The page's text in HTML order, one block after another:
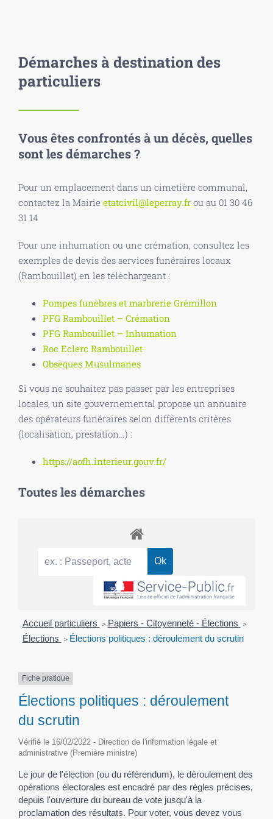
Démarches à destination des
particuliers
Vous êtes confrontés à un décès, quelles
sont les démarches ?
Pour un emplacement dans un cimetière communal,
contactez la Mairie etatcivil@leperray.fr ou au 01 30 46
31 14
Pour une inhumation ou une crémation, consultez les
exemples de devis des services funéraires locaux
(Rambouillet) en les téléchargeant :
Pompes funèbres et marbrerie Grémillon
PFG Rambouillet – Crémation
PFG Rambouillet – Inhumation
Roc Eclerc Rambouillet
Obsèques Musulmanes
Si vous ne souhaitez pas passer par les entreprises
locales, un site gouvernemental propose un annuaire
des opérateurs funéraires selon différents critères
(localisation, prestation…) :
https://aofh.interieur.gouv.fr/
Toutes les démarches
Accueil particuliers > Papiers - Citoyenneté - Élections >
Élections > Élections politiques : déroulement du scrutin
Fiche pratique
Élections politiques : déroulement
du scrutin
Vérifié le 16/02/2022 - Direction de l'information légale et
administrative (Première ministre)
Le jour de l'élection (ou du référendum), le déroulement des
opérations électorales est encadré par des règles précises,
depuis l'ouverture du bureau de vote jusqu'à la
proclamation des résultats. Pour voter, vous devez vous